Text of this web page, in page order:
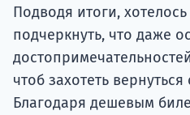
Подводя итоги,
подчеркнуть, что даже
чтоб захотеть
Благодаря дешевым